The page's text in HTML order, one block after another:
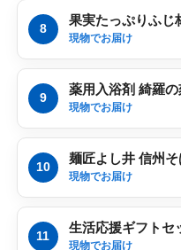
8
果実たっぷりふじ
現物でお届け
9
薬用入浴剤 綺羅の
現物でお届け
10
麺匠よし井 信州
現物でお届け
11
生活応援ギフトセ
現物でお届け